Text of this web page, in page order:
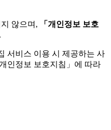
않으며,
「개인정보 보호
서비스 이용 시 제공하는 사
인정보 보호지침」에 따라